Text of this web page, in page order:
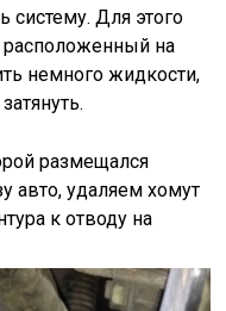
систему. Для этого
расположенный на
немного жидкости,
размещался
авто, удаляем хомут
к отводу на